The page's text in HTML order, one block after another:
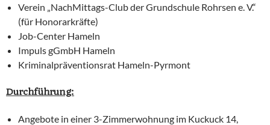
Verein „NachMittags-Club der Grundschule Rohrsen e. V.“
(für Honorarkräfte)
Job-Center Hameln
Impuls gGmbH Hameln
Kriminalpräventionsrat Hameln-Pyrmont
Durchführung:
Angebote in einer 3-Zimmerwohnung im Kuckuck 14,